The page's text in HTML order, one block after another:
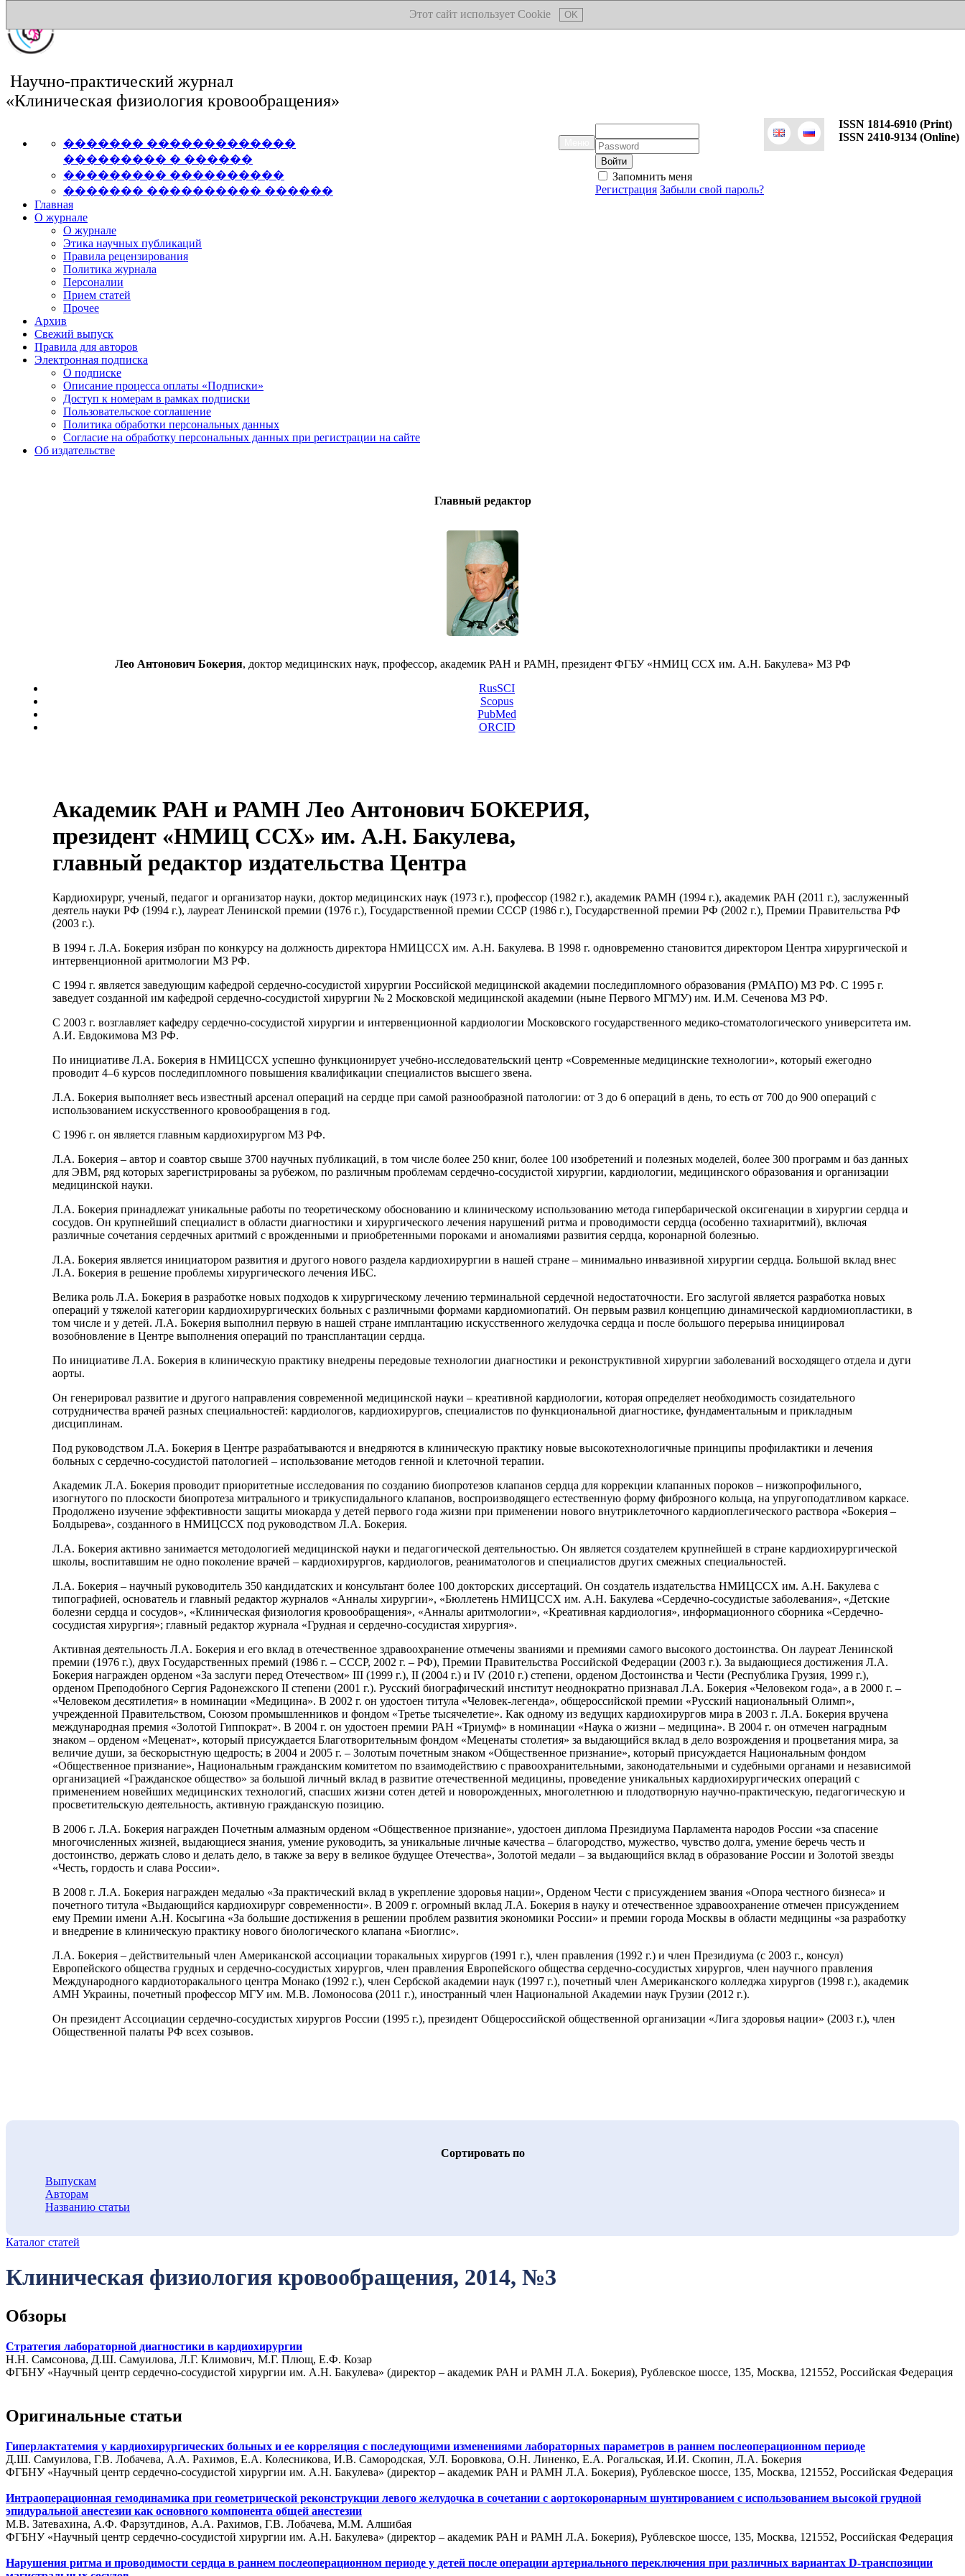
Этот сайт использует Cookie OK
Научно-практический журнал
«Клиническая физиология кровообращения»
ISSN 1814-6910 (Print)
ISSN 2410-9134 (Online)
Пароль:
Запомнить меня
Регистрация Забыли свой пароль?
������� �������������
��������� � ������
��������� ����������
������� ���������� ������
Главная
О журнале
О журнале
Этика научных публикаций
Правила рецензирования
Политика журнала
Персоналии
Прием статей
Прочее
Архив
Свежий выпуск
Правила для авторов
Электронная подписка
О подписке
Описание процесса оплаты «Подписки»
Доступ к номерам в рамках подписки
Пользовательское соглашение
Политика обработки персональных данных
Согласие на обработку персональных данных при регистрации на сайте
Об издательстве
Главный редактор
Лео Антонович Бокерия, доктор медицинских наук, профессор, академик РАН и РАМН, президент ФГБУ «НМИЦ ССХ им. А.Н. Бакулева» МЗ РФ
RusSCI
Scopus
PubMed
ORCID
Академик РАН и РАМН Лео Антонович БОКЕРИЯ,
президент «НМИЦ ССХ» им. А.Н. Бакулева,
главный редактор издательства Центра
Кардиохирург, ученый, педагог и организатор науки, доктор медицинских наук (1973 г.), профессор (1982 г.), академик РАМН (1994 г.), академик РАН (2011 г.), заслуженный
деятель науки РФ (1994 г.), лауреат Ленинской премии (1976 г.), Государственной премии СССР (1986 г.), Государственной премии РФ (2002 г.), Премии Правительства РФ
(2003 г.).
В 1994 г. Л.А. Бокерия избран по конкурсу на должность директора НМИЦССХ им. А.Н. Бакулева. В 1998 г. одновременно становится директором Центра хирургической и
интервенционной аритмологии МЗ РФ.
С 1994 г. является заведующим кафедрой сердечно-сосудистой хирургии Российской медицинской академии последипломного образования (РМАПО) МЗ РФ. С 1995 г.
заведует созданной им кафедрой сердечно-сосудистой хирургии № 2 Московской медицинской академии (ныне Первого МГМУ) им. И.М. Сеченова МЗ РФ.
С 2003 г. возглавляет кафедру сердечно-сосудистой хирургии и интервенционной кардиологии Московского государственного медико-стоматологического университета им.
А.И. Евдокимова МЗ РФ.
По инициативе Л.А. Бокерия в НМИЦССХ успешно функционирует учебно-исследовательский центр «Современные медицинские технологии», который ежегодно
проводит 4–6 курсов последипломного повышения квалификации специалистов высшего звена.
Л.А. Бокерия выполняет весь известный арсенал операций на сердце при самой разнообразной патологии: от 3 до 6 операций в день, то есть от 700 до 900 операций с
использованием искусственного кровообращения в год.
С 1996 г. он является главным кардиохирургом МЗ РФ.
Л.А. Бокерия – автор и соавтор свыше 3700 научных публикаций, в том числе более 250 книг, более 100 изобретений и полезных моделей, более 300 программ и баз данных
для ЭВМ, ряд которых зарегистрированы за рубежом, по различным проблемам сердечно-сосудистой хирургии, кардиологии, медицинского образования и организации
медицинской науки.
Л.А. Бокерия принадлежат уникальные работы по теоретическому обоснованию и клиническому использованию метода гипербарической оксигенации в хирургии сердца и
сосудов. Он крупнейший специалист в области диагностики и хирургического лечения нарушений ритма и проводимости сердца (особенно тахиаритмий), включая
различные сочетания сердечных аритмий с врожденными и приобретенными пороками и аномалиями развития сердца, коронарной болезнью.
Л.А. Бокерия является инициатором развития и другого нового раздела кардиохирургии в нашей стране – минимально инвазивной хирургии сердца. Большой вклад внес
Л.А. Бокерия в решение проблемы хирургического лечения ИБС.
Велика роль Л.А. Бокерия в разработке новых подходов к хирургическому лечению терминальной сердечной недостаточности. Его заслугой является разработка новых
операций у тяжелой категории кардиохирургических больных с различными формами кардиомиопатий. Он первым развил концепцию динамической кардиомиопластики, в
том числе и у детей. Л.А. Бокерия выполнил первую в нашей стране имплантацию искусственного желудочка сердца и после большого перерыва инициировал
возобновление в Центре выполнения операций по трансплантации сердца.
По инициативе Л.А. Бокерия в клиническую практику внедрены передовые технологии диагностики и реконструктивной хирургии заболеваний восходящего отдела и дуги
аорты.
Он генерировал развитие и другого направления современной медицинской науки – креативной кардиологии, которая определяет необходимость созидательного
сотрудничества врачей разных специальностей: кардиологов, кардиохирургов, специалистов по функциональной диагностике, фундаментальным и прикладным
дисциплинам.
Под руководством Л.А. Бокерия в Центре разрабатываются и внедряются в клиническую практику новые высокотехнологичные принципы профилактики и лечения
больных с сердечно-сосудистой патологией – использование методов генной и клеточной терапии.
Академик Л.А. Бокерия проводит приоритетные исследования по созданию биопротезов клапанов сердца для коррекции клапанных пороков – низкопрофильного,
изогнутого по плоскости биопротеза митрального и трикуспидального клапанов, воспроизводящего естественную форму фиброзного кольца, на упругоподатливом каркасе.
Продолжено изучение эффективности защиты миокарда у детей первого года жизни при применении нового внутриклеточного кардиоплегического раствора «Бокерия –
Болдырева», созданного в НМИЦССХ под руководством Л.А. Бокерия.
Л.А. Бокерия активно занимается методологией медицинской науки и педагогической деятельностью. Он является создателем крупнейшей в стране кардиохирургической
школы, воспитавшим не одно поколение врачей – кардиохирургов, кардиологов, реаниматологов и специалистов других смежных специальностей.
Л.А. Бокерия – научный руководитель 350 кандидатских и консультант более 100 докторских диссертаций. Он создатель издательства НМИЦССХ им. А.Н. Бакулева с
типографией, основатель и главный редактор журналов «Анналы хирургии», «Бюллетень НМИЦССХ им. А.Н. Бакулева «Сердечно-сосудистые заболевания», «Детские
болезни сердца и сосудов», «Клиническая физиология кровообращения», «Анналы аритмологии», «Креативная кардиология», информационного сборника «Сердечно-
сосудистая хирургия»; главный редактор журнала «Грудная и сердечно-сосудистая хирургия».
Активная деятельность Л.А. Бокерия и его вклад в отечественное здравоохранение отмечены званиями и премиями самого высокого достоинства. Он лауреат Ленинской
премии (1976 г.), двух Государственных премий (1986 г. – СССР, 2002 г. – РФ), Премии Правительства Российской Федерации (2003 г.). За выдающиеся достижения Л.А.
Бокерия награжден орденом «За заслуги перед Отечеством» III (1999 г.), II (2004 г.) и IV (2010 г.) степени, орденом Достоинства и Чести (Республика Грузия, 1999 г.),
орденом Преподобного Сергия Радонежского II степени (2001 г.). Русский биографический институт неоднократно признавал Л.А. Бокерия «Человеком года», а в 2000 г. –
«Человеком десятилетия» в номинации «Медицина». В 2002 г. он удостоен титула «Человек-легенда», общероссийской премии «Русский национальный Олимп»,
учрежденной Правительством, Союзом промышленников и фондом «Третье тысячелетие». Как одному из ведущих кардиохирургов мира в 2003 г. Л.А. Бокерия вручена
международная премия «Золотой Гиппократ». В 2004 г. он удостоен премии РАН «Триумф» в номинации «Наука о жизни – медицина». В 2004 г. он отмечен наградным
знаком – орденом «Меценат», который присуждается Благотворительным фондом «Меценаты столетия» за выдающийся вклад в дело возрождения и процветания мира, за
величие души, за бескорыстную щедрость; в 2004 и 2005 г. – Золотым почетным знаком «Общественное признание», который присуждается Национальным фондом
«Общественное признание», Национальным гражданским комитетом по взаимодействию с правоохранительными, законодательными и судебными органами и независимой
организацией «Гражданское общество» за большой личный вклад в развитие отечественной медицины, проведение уникальных кардиохирургических операций с
применением новейших медицинских технологий, спасших жизни сотен детей и новорожденных, многолетнюю и плодотворную научно-практическую, педагогическую и
просветительскую деятельность, активную гражданскую позицию.
В 2006 г. Л.А. Бокерия награжден Почетным алмазным орденом «Общественное признание», удостоен диплома Президиума Парламента народов России «за спасение
многочисленных жизней, выдающиеся знания, умение руководить, за уникальные личные качества – благородство, мужество, чувство долга, умение беречь честь и
достоинство, держать слово и делать дело, в также за веру в великое будущее Отечества», Золотой медали – за выдающийся вклад в образование России и Золотой звезды
«Честь, гордость и слава России».
В 2008 г. Л.А. Бокерия награжден медалью «За практический вклад в укрепление здоровья нации», Орденом Чести с присуждением звания «Опора честного бизнеса» и
почетного титула «Выдающийся кардиохирург современности». В 2009 г. огромный вклад Л.А. Бокерия в науку и отечественное здравоохранение отмечен присуждением
ему Премии имени А.Н. Косыгина «За большие достижения в решении проблем развития экономики России» и премии города Москвы в области медицины «за разработку
и внедрение в клиническую практику нового биологического клапана «Биоглис».
Л.А. Бокерия – действительный член Американской ассоциации торакальных хирургов (1991 г.), член правления (1992 г.) и член Президиума (с 2003 г., консул)
Европейского общества грудных и сердечно-сосудистых хирургов, член правления Европейского общества сердечно-сосудистых хирургов, член научного правления
Международного кардиоторакального центра Монако (1992 г.), член Сербской академии наук (1997 г.), почетный член Американского колледжа хирургов (1998 г.), академик
АМН Украины, почетный профессор МГУ им. М.В. Ломоносова (2011 г.), иностранный член Национальной Академии наук Грузии (2012 г.).
Он президент Ассоциации сердечно-сосудистых хирургов России (1995 г.), президент Общероссийской общественной организации «Лига здоровья нации» (2003 г.), член
Общественной палаты РФ всех созывов.
Cортировать по
Выпускам
Авторам
Названию статьи
Каталог статей
Клиническая физиология кровообращения, 2014, №3
Обзоры
Стратегия лабораторной диагностики в кардиохирургии
Н.Н. Самсонова, Д.Ш. Самуилова, Л.Г. Климович, М.Г. Плющ, Е.Ф. Козар
ФГБНУ «Научный центр сердечно-сосудистой хирургии им. А.Н. Бакулева» (директор – академик РАН и РАМН Л.А. Бокерия), Рублевское шоссе, 135, Москва, 121552, Российская Федерация
Оригинальные статьи
Гиперлактатемия у кардиохирургических больных и ее корреляция с последующими изменениями лабораторных параметров в раннем послеоперационном периоде
Д.Ш. Самуилова, Г.В. Лобачева, А.А. Рахимов, Е.А. Колесникова, И.В. Самородская, У.Л. Боровкова, О.Н. Линенко, Е.А. Рогальская, И.И. Скопин, Л.А. Бокерия
ФГБНУ «Научный центр сердечно-сосудистой хирургии им. А.Н. Бакулева» (директор – академик РАН и РАМН Л.А. Бокерия), Рублевское шоссе, 135, Москва, 121552, Российская Федерация
Интраоперационная гемодинамика при геометрической реконструкции левого желудочка в сочетании с аортокоронарным шунтированием с использованием высокой грудной
эпидуральной анестезии как основного компонента общей анестезии
М.В. Затевахина, А.Ф. Фарзутдинов, А.А. Рахимов, Г.В. Лобачева, М.М. Алшибая
ФГБНУ «Научный центр сердечно-сосудистой хирургии им. А.Н. Бакулева» (директор – академик РАН и РАМН Л.А. Бокерия), Рублевское шоссе, 135, Москва, 121552, Российская Федерация
Нарушения ритма и проводимости сердца в раннем послеоперационном периоде у детей после операции артериального переключения при различных вариантах D-транспозиции